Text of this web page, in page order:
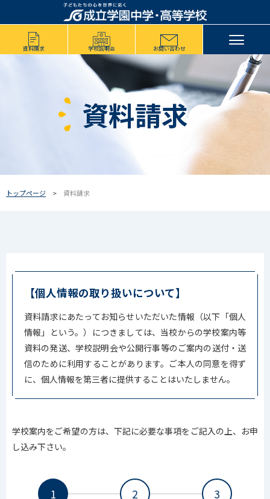
資料請求 学校説明会 お問い合わせ
資料請求
トップページ 資料請求
【個人情報の取り扱いについて】
資料請求にあたってお知らせいただいた情報（以下「個人
情報」という。）につきましては、当校からの学校案内等
資料の発送、学校説明会や公開行事等のご案内の送付・送
信のために利用することがあります。ご本人の同意を得ず
に、個人情報を第三者に提供することはいたしません。
学校案内をご希望の方は、下記に必要な事項をご記入の上、お申
し込み下さい。
1 2 3